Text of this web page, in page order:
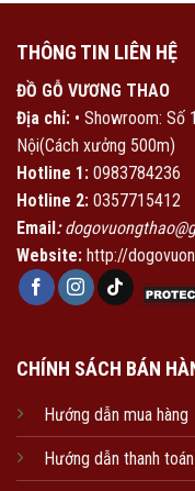
THÔNG TIN LIÊN HỆ
ĐỒ GỖ VƯƠNG THAO
Địa chỉ: • Showroom: Số
Nội(Cách xưởng 500m)
Hotline 1: 0983784236
Hotline 2: 0357715412
Email :
Website: http://
CHÍNH SÁCH BÁN
Hướng dẫn mua hàng
Hướng dẫn thanh toán